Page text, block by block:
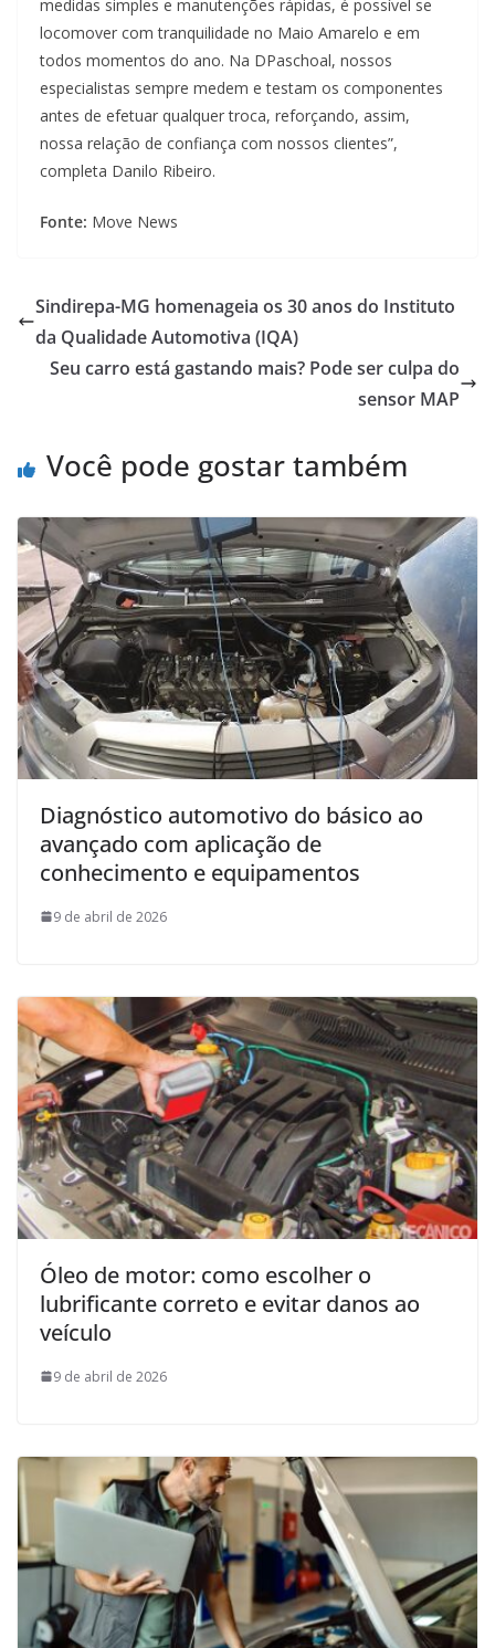
medidas simples e manutenções rápidas, é possível se
locomover com tranquilidade no Maio Amarelo e em
todos momentos do ano. Na DPaschoal, nossos
especialistas sempre medem e testam os componentes
antes de efetuar qualquer troca, reforçando, assim,
nossa relação de confiança com nossos clientes”,
completa Danilo Ribeiro.
Fonte: Move News
Sindirepa-MG homenageia os 30 anos do Instituto
da Qualidade Automotiva (IQA)
Seu carro está gastando mais? Pode ser culpa do
sensor MAP
Você pode gostar também
Diagnóstico automotivo do básico ao
avançado com aplicação de
conhecimento e equipamentos
9 de abril de 2026
Óleo de motor: como escolher o
lubrificante correto e evitar danos ao
veículo
9 de abril de 2026